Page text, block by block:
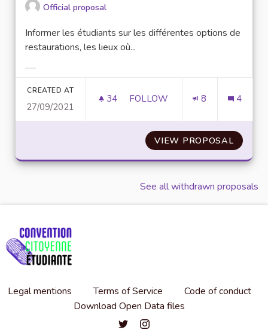
Official proposal
Informer les étudiants sur les différentes options de
restaurations, les lieux où...
CREATED AT
27/09/2021
34 34 FOLLOWERS
FOLLOW 8 4
VIEW PROPOSAL
See all withdrawn proposals
Legal mentions Terms of Service
Code of conduct
Download Open Data files
Convention citoyenne étudiante
Convention citoyenne